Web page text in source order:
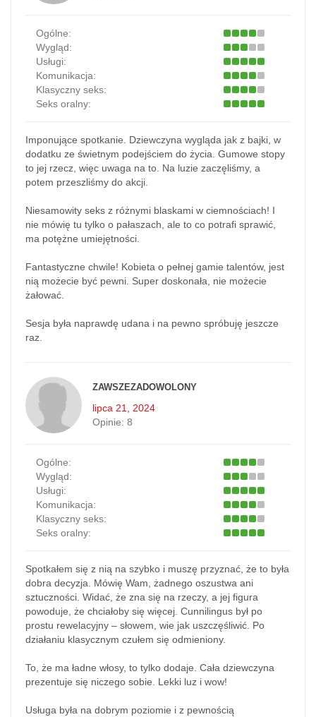
Ogólne:
Wygląd:
Usługi:
Komunikacja:
Klasyczny seks:
Seks oralny:
Imponujące spotkanie. Dziewczyna wygląda jak z bajki, w
dodatku ze świetnym podejściem do życia. Gumowe stopy
to jej rzecz, więc uwaga na to. Na luzie zaczęliśmy, a
potem przeszliśmy do akcji.
Niesamowity seks z różnymi blaskami w ciemnościach! I
nie mówię tu tylko o pałaszach, ale to co potrafi sprawić,
ma potężne umiejętności.
Fantastyczne chwile! Kobieta o pełnej gamie talentów, jest
nią możecie być pewni. Super doskonała, nie możecie
żałować.
Sesja była naprawdę udana i na pewno spróbuję jeszcze
raz.
ZAWSZEZADOWOLONY
lipca 21, 2024
Opinie: 8
Ogólne:
Wygląd:
Usługi:
Komunikacja:
Klasyczny seks:
Seks oralny:
Spotkałem się z nią na szybko i muszę przyznać, że to była
dobra decyzja. Mówię Wam, żadnego oszustwa ani
sztuczności. Widać, że zna się na rzeczy, a jej figura
powoduje, że chciałoby się więcej. Cunnilingus był po
prostu rewelacyjny – słowem, wie jak uszczęśliwić. Po
działaniu klasycznym czułem się odmieniony.
To, że ma ładne włosy, to tylko dodaje. Cała dziewczyna
prezentuje się niczego sobie. Lekki luz i wow!
Usługa była na dobrym poziomie i z pewnością